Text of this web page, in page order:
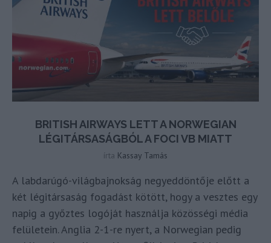
BRITISH AIRWAYS LETT A NORWEGIAN
LÉGITÁRSASÁGBÓL A FOCI VB MIATT
írta Kassay Tamás
A labdarúgó-világbajnokság negyeddöntője előtt a
két légitársaság fogadást kötött, hogy a vesztes egy
napig a győztes logóját használja közösségi média
felületein. Anglia 2-1-re nyert, a Norwegian pedig